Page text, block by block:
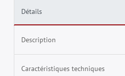
Détails
Description
Caractéristiques techniques